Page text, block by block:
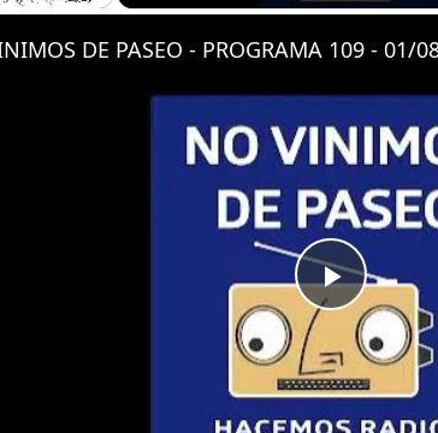
P
l
DE PASEO - PROGRAMA 109 - 01/